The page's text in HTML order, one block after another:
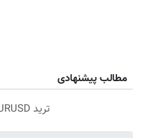
مطالب پیشنهادی
ترید EURUSD با اسپرد از صفر پیپ